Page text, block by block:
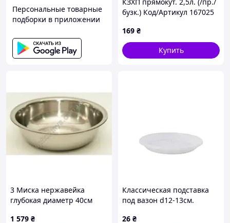
Персональные товарные
подборки в приложении
бузк.) Код/Артикул 167025
169 ₴
Купить
3 Миска нержавейка
глубокая диаметр 40см
1 579 ₴
Классическая подставка
под вазон d12-13см.
112070T
26 ₴